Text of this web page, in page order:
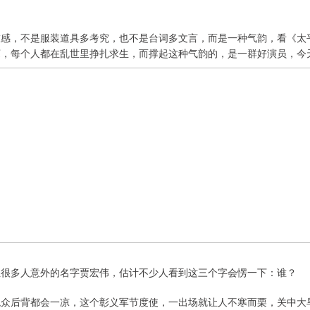
，不是服装道具多考究，也不是台词多文言，而是一种气韵，看《
每个人都在乱世里挣扎求生，而撑起这种气韵的，是一群好演员，今
多人意外的名字贾宏伟，估计不少人看到这三个字会愣一下：谁？
后背都会一凉，这个彰义军节度使，一出场就让人不寒而栗，关中大